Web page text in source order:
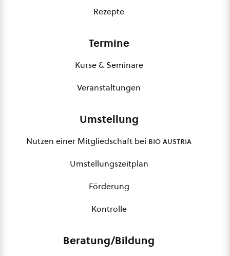
Rezepte
Termine
Kurse & Seminare
Veranstaltungen
Umstellung
Nutzen einer Mitgliedschaft bei bio austria
Umstellungszeitplan
Förderung
Kontrolle
Beratung/Bildung